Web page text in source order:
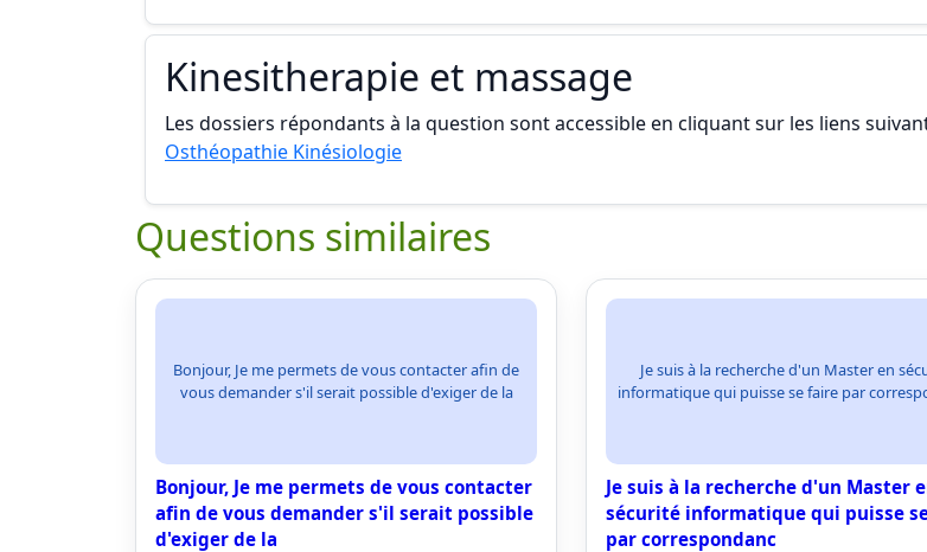
Kinesitherapie et massage
Les dossiers répondants à la question sont accessible en cliquant sur les liens
Osthéopathie Kinésiologie
Questions similaires
Bonjour, Je me permets de vous contacter afin de
vous demander s'il serait possible d'exiger de la
Bonjour, Je me permets de vous contacter
afin de vous demander s'il serait possible
d'exiger de la
Je suis à la recherche d'un Master en
informatique qui puisse se faire par
Je suis à la recherche d'un Master
sécurité informatique qui puisse
par correspondanc